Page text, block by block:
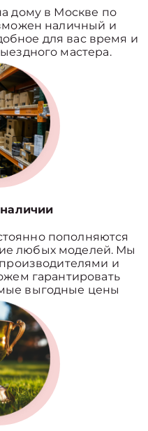
дому в Москве по
наличный и
для вас время и
мастера.
пополняются
любых моделей. Мы
и
гарантировать
выгодные цены